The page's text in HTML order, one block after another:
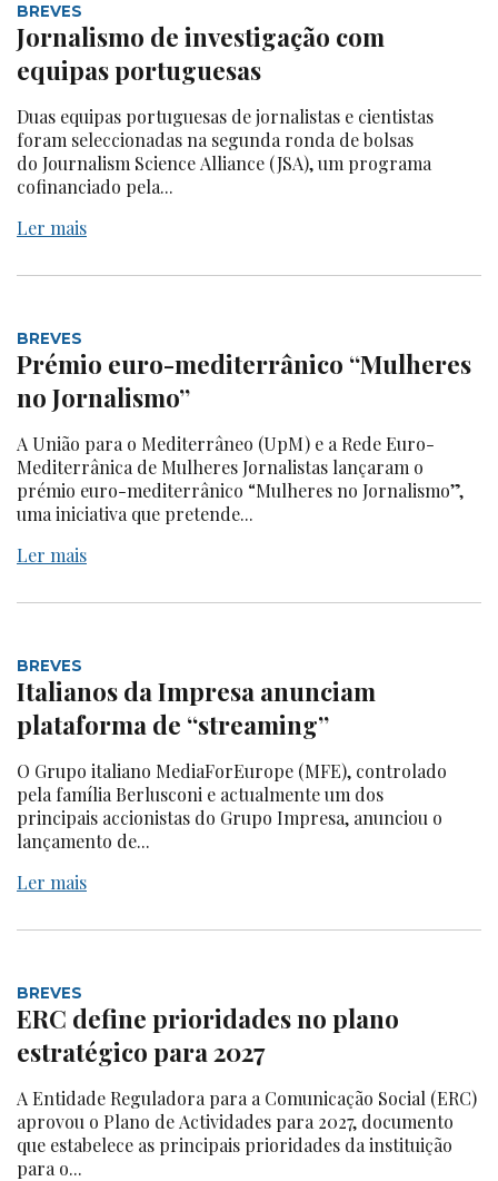
BREVES
Jornalismo de investigação com
equipas portuguesas
Duas equipas portuguesas de jornalistas e cientistas
foram seleccionadas na segunda ronda de bolsas
do Journalism Science Alliance (JSA), um programa
cofinanciado pela...
Ler mais
BREVES
Prémio euro-mediterrânico “Mulheres
no Jornalismo”
A União para o Mediterrâneo (UpM) e a Rede Euro-
Mediterrânica de Mulheres Jornalistas lançaram o
prémio euro-mediterrânico “Mulheres no Jornalismo”,
uma iniciativa que pretende...
Ler mais
BREVES
Italianos da Impresa anunciam
plataforma de “streaming”
O Grupo italiano MediaForEurope (MFE), controlado
pela família Berlusconi e actualmente um dos
principais accionistas do Grupo Impresa, anunciou o
lançamento de...
Ler mais
BREVES
ERC define prioridades no plano
estratégico para 2027
A Entidade Reguladora para a Comunicação Social (ERC)
aprovou o Plano de Actividades para 2027, documento
que estabelece as principais prioridades da instituição
para o...